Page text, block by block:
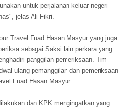
untuk perjalanan keluar negeri
jelas Ali Fikri.
Travel Fuad Hasan Masyur yang juga
sebagai Saksi lain perkara yang
panggilan pemeriksaan. Tim
ulang pemanggilan dan pemeriksaan
Fuad Hasan Masyur.
dan KPK mengingatkan yang